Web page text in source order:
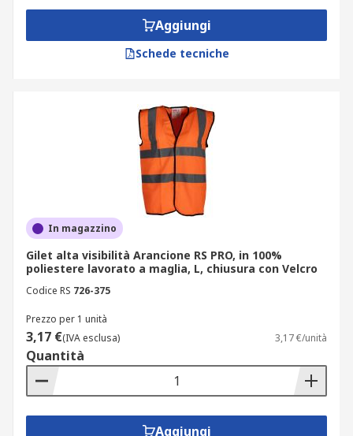
Aggiungi
Schede tecniche
In magazzino
Gilet alta visibilità Arancione RS PRO, in 100%
poliestere lavorato a maglia, L, chiusura con Velcro
Codice RS 726-375
Prezzo per 1 unità
3,17 €(IVA esclusa) 3,17 €/unità
Quantità
Aggiungi